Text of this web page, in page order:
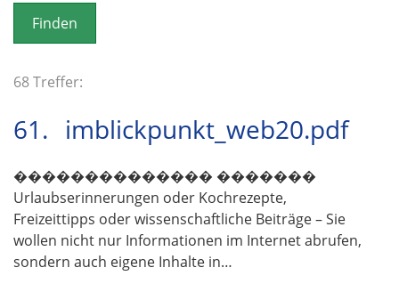
o
n
68 Treffer:
61. imblickpunkt_web20.pdf
�������������� �������
Urlaubserinnerungen oder Kochrezepte,
Freizeittipps oder wissenschaftliche Beiträge – Sie
wollen nicht nur Informationen im Internet abrufen,
sondern auch eigene Inhalte in…